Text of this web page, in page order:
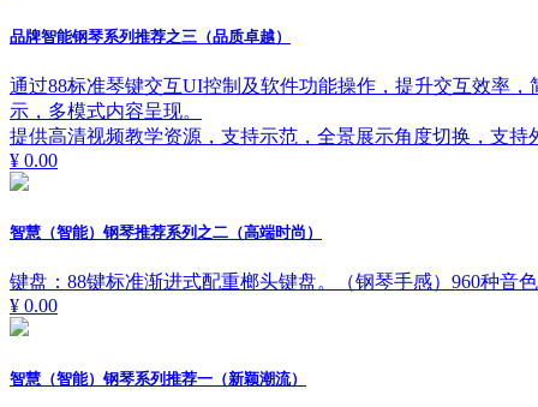
品牌智能钢琴系列推荐之三（品质卓越）
通过88标准琴键交互UI控制及软件功能操作，提升交互效率
示，多模式内容呈现。
提供高清视频教学资源，支持示范，全景展示角度切换，支
¥ 0.00
智慧（智能）钢琴推荐系列之二（高端时尚）
键盘：88键标准渐进式配重榔头键盘。（钢琴手感）960种音
¥ 0.00
智慧（智能）钢琴系列推荐一（新颖潮流）